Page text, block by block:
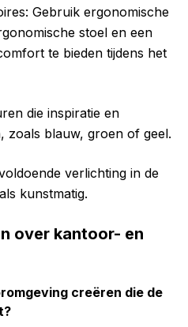
Gebruik ergonomische
stoel en een
te bieden tijdens het
die inspiratie en
zoals blauw, groen of geel.
verlichting in de
kunstmatig.
over kantoor- en
creëren die de